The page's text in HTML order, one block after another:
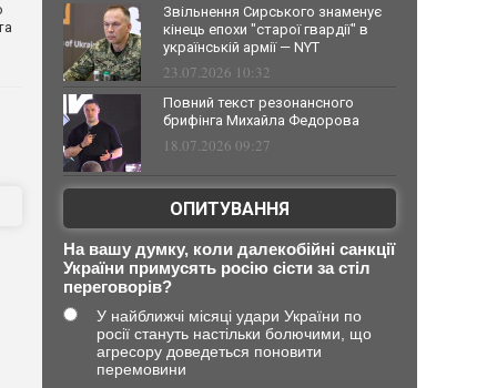
Звільнення Сирського знаменує
кінець епохи "старої гвардії" в
українській армії — NYT
23.07.2026 10:32
Повний текст резонансного
брифінга Михайла Федорова
18.07.2026 09:27
ОПИТУВАННЯ
На вашу думку, коли далекобійні санкції
України примусять росію сісти за стіл
переговорів?
У найближчі місяці удари України по
росії стануть настільки болючими, що
агресору доведеться поновити
перемовини